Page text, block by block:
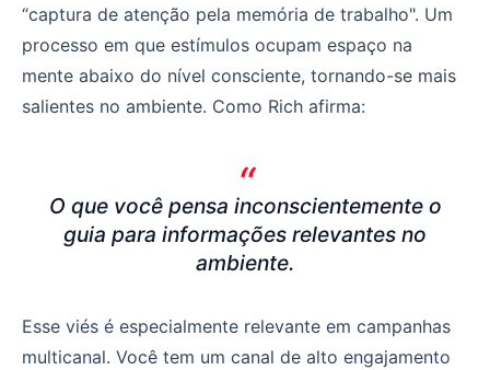
“captura de atenção pela memória de trabalho". Um
processo em que estímulos ocupam espaço na
mente abaixo do nível consciente, tornando-se mais
salientes no ambiente. Como Rich afirma:
O que você pensa inconscientemente o
guia para informações relevantes no
ambiente.
Esse viés é especialmente relevante em campanhas
multicanal. Você tem um canal de alto engajamento